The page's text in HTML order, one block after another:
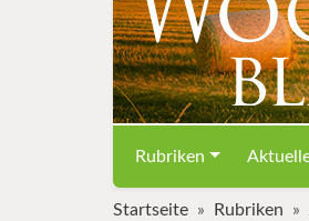
Rubriken
Startseite Rubriken